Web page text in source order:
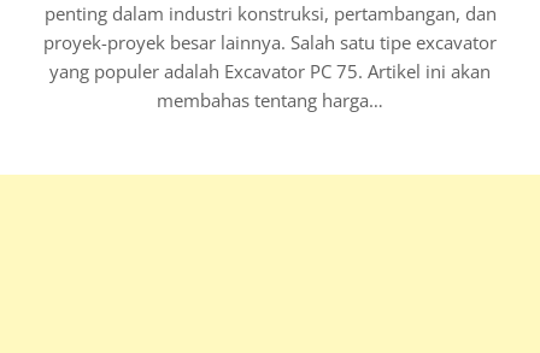
penting dalam industri konstruksi, pertambangan, dan
proyek-proyek besar lainnya. Salah satu tipe excavator
yang populer adalah Excavator PC 75. Artikel ini akan
membahas tentang harga…